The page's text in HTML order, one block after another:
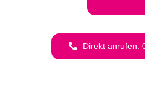
Direkt anru­fen: